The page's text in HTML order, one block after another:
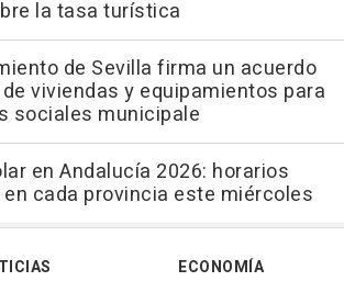
la tasa turística
de Sevilla firma un acuerdo
viviendas y equipamientos para
sociales municipale
en Andalucía 2026: horarios
en cada provincia este miércoles
ECONOMÍA